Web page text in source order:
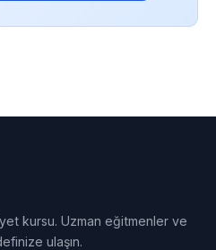
kursu. Uzman eğitmenler ve
ulaşın.